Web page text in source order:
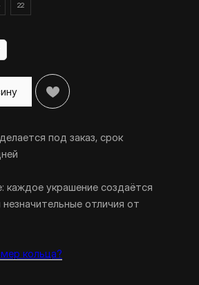
22
под заказ, срок
каждое украшение создаётся
отличия от
кольца?